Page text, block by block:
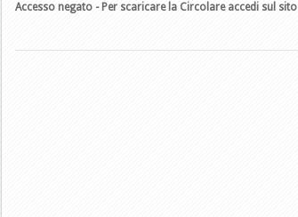
Accesso negato - Per scaricare la Circolare accedi sul sito